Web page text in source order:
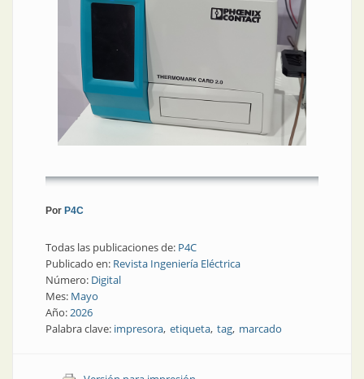
Por P4C
Todas las publicaciones de: P4C
Publicado en: Revista Ingeniería Eléctrica
Número: Digital
Mes: Mayo
Año:2026
Palabra clave: impresora etiqueta tag marcado